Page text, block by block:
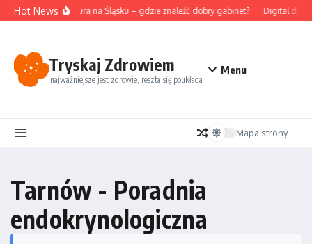
Przejdź do treści
Hot NewsAkupunktura na Śląsku – gdzie znaleźć dobry gabinet? Digital
Tryskaj Zdrowiem
najważniejsze jest zdrowie, reszta się poukłada
Menu
Mapa strony
Tarnów - Poradnia
endokrynologiczna